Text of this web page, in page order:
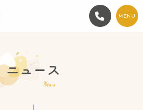
MENU
ニュース
News